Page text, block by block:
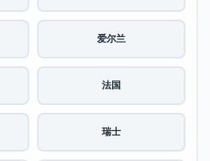
爱尔兰
法国
瑞士